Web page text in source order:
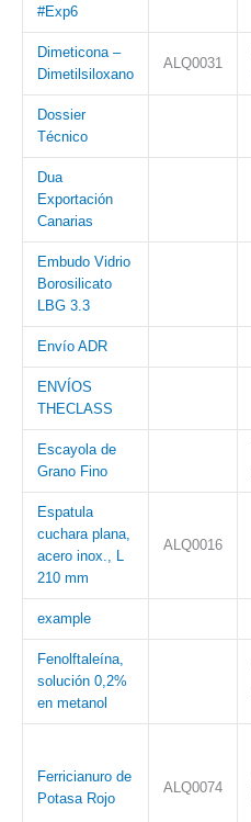
#Exp6
Dimeticona –
Dimetilsiloxano
ALQ0031
Dossier
Técnico
Dua
Exportación
Canarias
Embudo Vidrio
Borosilicato
LBG 3.3
Envío ADR
ENVÍOS
THECLASS
Escayola de
Grano Fino
Espatula
cuchara plana,
acero inox., L
210 mm
ALQ0016
example
Fenolftaleína,
solución 0,2%
en metanol
Ferricianuro de
Potasa Rojo
ALQ0074